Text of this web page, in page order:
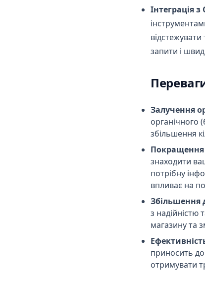
Інтеграція
відстежувати
запити і
Залучення
органічного
збільшення
Покращення
знаходити
потрібну
впливає на
Збільшення
з надійністю
магазину та
приносить
отримувати